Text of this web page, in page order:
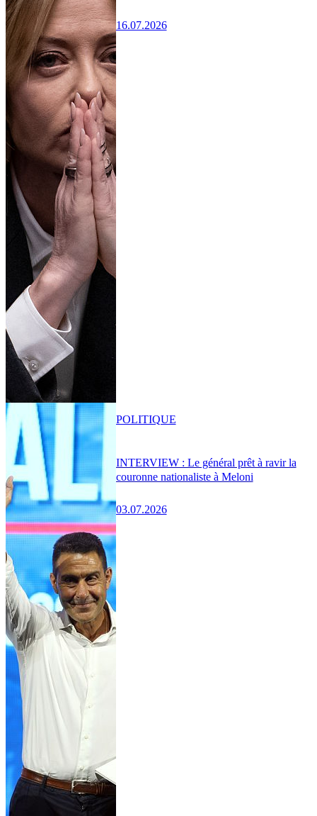
16.07.2026
INTERVIEW : Le général prêt à ravir la
couronne nationaliste à Meloni
03.07.2026
POLITIQUE